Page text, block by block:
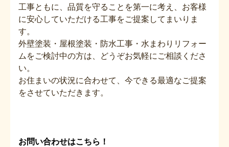
工事ともに、品質を守ることを第一に考え、お客様
に安心していただける工事をご提案してまいりま
す。
外壁塗装・屋根塗装・防水工事・水まわりリフォー
ムをご検討中の方は、どうぞお気軽にご相談くださ
い。
お住まいの状況に合わせて、今できる最適なご提案
をさせていただきます。
お問い合わせはこちら！